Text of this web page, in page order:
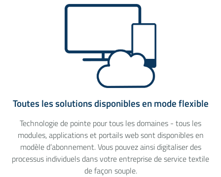
Toutes les solutions disponibles en mode flexible
Technologie de pointe pour tous les domaines - tous les
modules, applications et portails web sont disponibles en
modèle d’abonnement. Vous pouvez ainsi digitaliser des
processus individuels dans votre entreprise de service textile
de façon souple.